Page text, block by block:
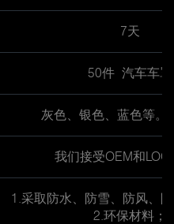
7天
50件 汽车车罩
灰色、银色、蓝色等。
我们接受OEM和
1.采取防水、防雪、防风、
2.环保材料；